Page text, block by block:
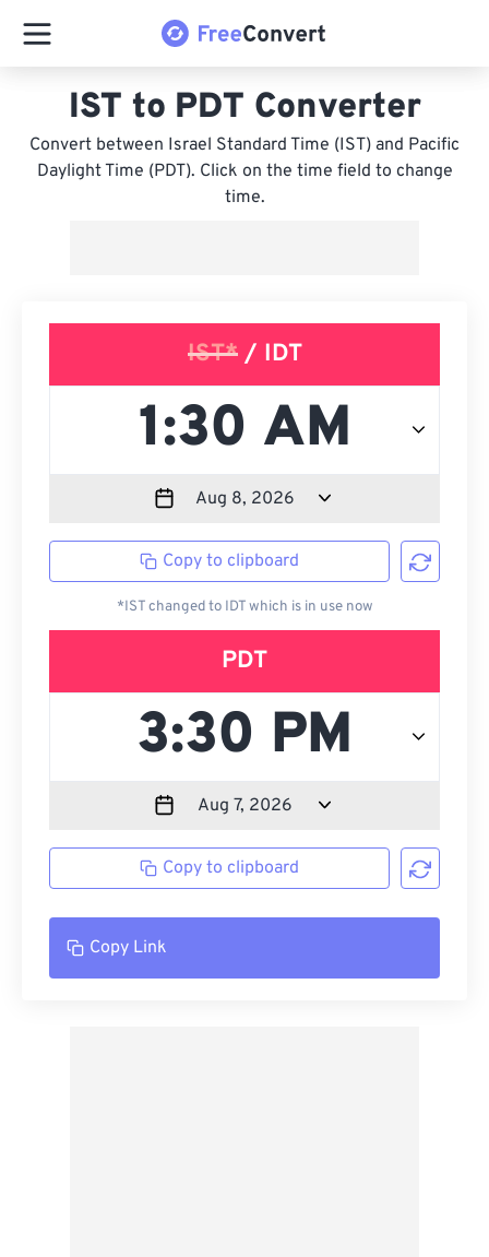
IST to PDT Converter
Convert between Israel Standard Time (IST) and Pacific
Daylight Time (PDT). Click on the time field to change
time.
IST*/ IDT
Copy to clipboard
*IST changed to IDT which is in use now
PDT
Copy to clipboard
Copy Link